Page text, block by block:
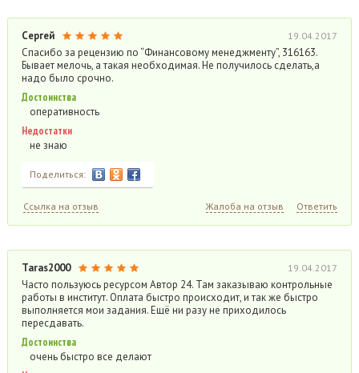
Сергей 19.04.2017
Спасибо за рецензию по “Финансовому менеджменту”, 316163.
Бывает мелочь, а такая необходимая. Не получилось сделать,а
надо было срочно.
Достоинства
оперативность
Недостатки
не знаю
Поделиться:
Ссылка на отзыв Жалоба на отзыв Ответить
Taras2000 19.04.2017
Часто пользуюсь ресурсом Автор 24. Там заказываю контрольные
работы в институт. Оплата быстро происходит, и так же быстро
выполняется мои задания. Ещё ни разу не приходилось
пересдавать.
Достоинства
очень быстро все делают